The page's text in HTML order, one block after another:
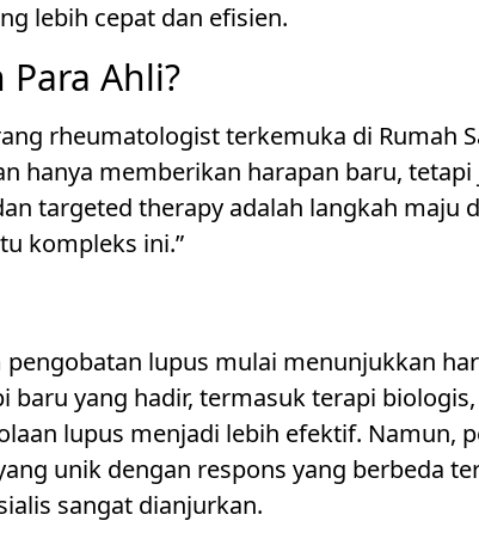
lebih cepat dan efisien.
Ahli?
rheumatologist terkemuka di Rumah
hanya memberikan harapan baru,
targeted therapy adalah langkah maju
kompleks ini.”
lupus mulai menunjukkan
baru yang hadir, termasuk terapi
lupus menjadi lebih efektif. Namun,
unik dengan respons yang berbeda
sangat dianjurkan.